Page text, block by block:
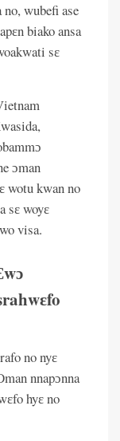
no, wubefi ase
biako ansa
sɛ
ɔman
wotu kwan no
sɛ woyɛ
visa.
no nyɛ
nnapɔnna
hyɛ no